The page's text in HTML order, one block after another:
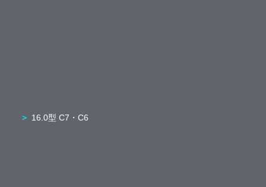
16.0型 C7・C6